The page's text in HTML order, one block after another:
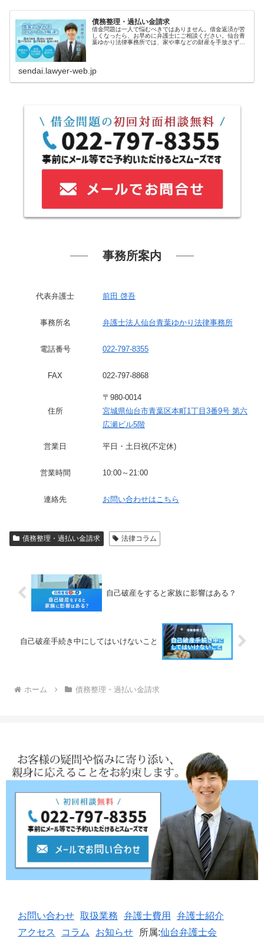
債務整理・過払い金請求
借金問題は一人で悩むべきではありません。借金返済が苦
しくなったら、お早めに弁護士にご相談ください。仙台青
葉ゆかり法律事務所では、家や車などの財産を手放さずに
sendai.lawyer-web.jp
事務所案内
代表弁護士 前田 啓吾
事務所名 弁護士法人仙台青葉ゆかり法律事務所
電話番号 022-797-8355
FAX 022-797-8868
住所
〒980-0014
宮城県仙台市青葉区本町1丁目3番9号 第六
広瀬ビル5階
営業日 平日・土日祝(不定休)
営業時間 10:00～21:00
連絡先 お問い合わせはこちら
債務整理・過払い金請求 法律コラム
自己破産をすると家族に影響はある？
自己破産手続き中にしてはいけないこと
ホーム 債務整理・過払い金請求
お問い合わせ 取扱業務 弁護士費用
弁護士紹介
アクセス
コラム お知らせ 所属:仙台弁護士会